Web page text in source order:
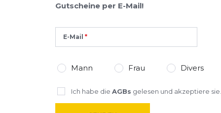
Gutscheine per E-Mail!
E-Mail
Mann Frau Divers
Ich habe die AGBs gelesen und akzeptiere sie.